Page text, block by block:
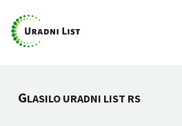
GLASILO URADNI LIST RS